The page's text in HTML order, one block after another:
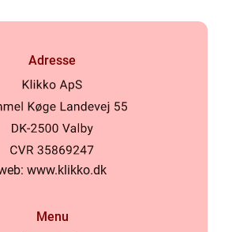
Adresse
www.klikko.dk
Menu